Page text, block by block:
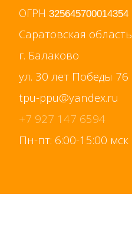
ОГРН 325645700014354
Саратовская область
г. Балаково
ул. 30 лет Победы 76
+7 927 147 6594
Пн-пт: 6:00-15:00 мск